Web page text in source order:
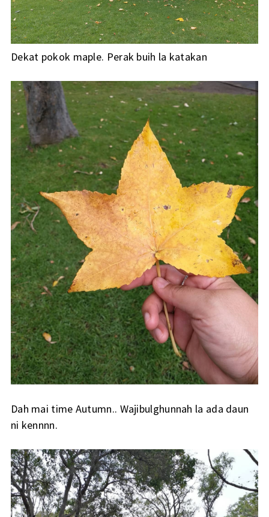
Dekat pokok maple. Perak buih la katakan
Dah mai time Autumn.. Wajibulghunnah la ada daun
ni kennnn.